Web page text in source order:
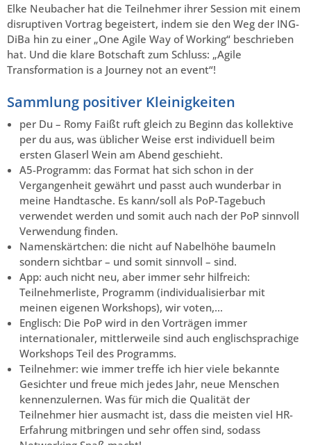
Elke Neubacher hat die Teilnehmer ihrer Session mit einem
disruptiven Vortrag begeistert, indem sie den Weg der ING-
DiBa hin zu einer „One Agile Way of Working“ beschrieben
hat. Und die klare Botschaft zum Schluss: „Agile
Transformation is a Journey not an event“!
Sammlung positiver Kleinigkeiten
per Du – Romy Faißt ruft gleich zu Beginn das kollektive
per du aus, was üblicher Weise erst individuell beim
ersten Glaserl Wein am Abend geschieht.
A5-Programm: das Format hat sich schon in der
Vergangenheit gewährt und passt auch wunderbar in
meine Handtasche. Es kann/soll als PoP-Tagebuch
verwendet werden und somit auch nach der PoP sinnvoll
Verwendung finden.
Namenskärtchen: die nicht auf Nabelhöhe baumeln
sondern sichtbar – und somit sinnvoll – sind.
App: auch nicht neu, aber immer sehr hilfreich:
Teilnehmerliste, Programm (individualisierbar mit
meinen eigenen Workshops), wir voten,…
Englisch: Die PoP wird in den Vorträgen immer
internationaler, mittlerweile sind auch englischsprachige
Workshops Teil des Programms.
Teilnehmer: wie immer treffe ich hier viele bekannte
Gesichter und freue mich jedes Jahr, neue Menschen
kennenzulernen. Was für mich die Qualität der
Teilnehmer hier ausmacht ist, dass die meisten viel HR-
Erfahrung mitbringen und sehr offen sind, sodass